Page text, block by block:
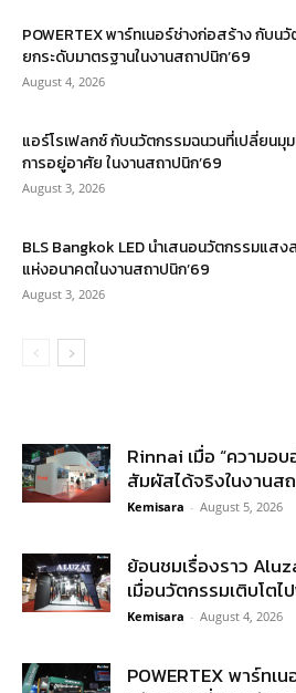
POWERTEX พาร์ทเนอร์ช่างก่อสร้าง กับน
ยกระดับมาตรฐานในงานสถาปนิก’69
August 4, 2026
แอร์โรเฟลกซ์ กับนวัตกรรมฉนวนที่เปลี่ยนมุ
การอยู่อาศัย ในงานสถาปนิก’69
August 3, 2026
BLS Bangkok LED นำเสนอนวัตกรรมแสง
แห่งอนาคตในงานสถาปนิก’69
August 3, 2026
Rinnai เมื่อ “ความอ
สัมผัสได้จริงในงานส
Kemisara - August 5, 2026
ย้อนชมเรื่องราว
เมื่อนวัตกรรมเติบโตไ
Kemisara - August 4, 2026
POWERTEX พาร์ทเ